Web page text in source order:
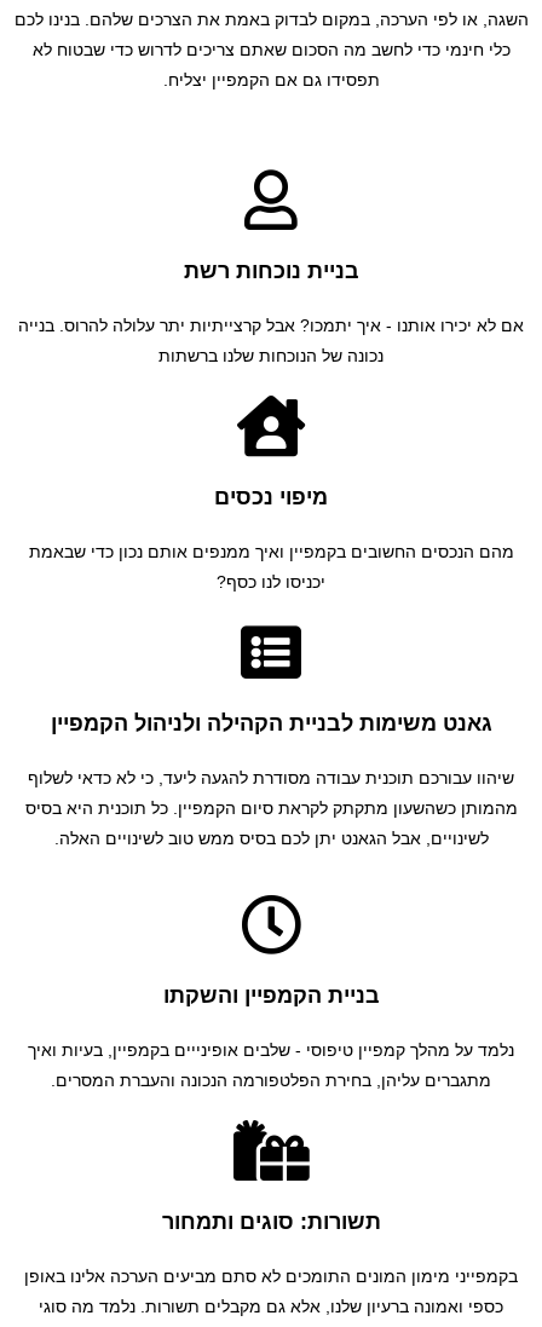
השגה, או לפי הערכה, במקום לבדוק באמת את הצרכים שלהם. בנינו לכם
כלי חינמי כדי לחשב מה הסכום שאתם צריכים לדרוש כדי שבטוח לא
תפסידו גם אם הקמפיין יצליח.
בניית נוכחות רשת
אם לא יכירו אותנו - איך יתמכו? אבל קרצייתיות יתר עלולה להרוס. בנייה
נכונה של הנוכחות שלנו ברשתות
מיפוי נכסים
מהם הנכסים החשובים בקמפיין ואיך ממנפים אותם נכון כדי שבאמת
יכניסו לנו כסף?
גאנט משימות לבניית הקהילה ולניהול הקמפיין
שיהוו עבורכם תוכנית עבודה מסודרת להגעה ליעד, כי לא כדאי לשלוף
מהמותן כשהשעון מתקתק לקראת סיום הקמפיין. כל תוכנית היא בסיס
לשינויים, אבל הגאנט יתן לכם בסיס ממש טוב לשינויים האלה.
בניית הקמפיין והשקתו
נלמד על מהלך קמפיין טיפוסי - שלבים אופינייים בקמפיין, בעיות ואיך
מתגברים עליהן, בחירת הפלטפורמה הנכונה והעברת המסרים.
תשורות: סוגים ותמחור
בקמפייני מימון המונים התומכים לא סתם מביעים הערכה אלינו באופן
כספי ואמונה ברעיון שלנו, אלא גם מקבלים תשורות. נלמד מה סוגי